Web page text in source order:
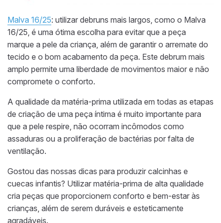
Malva 16/25: utilizar debruns mais largos, como o Malva
16/25, é uma ótima escolha para evitar que a peça
marque a pele da criança, além de garantir o arremate do
tecido e o bom acabamento da peça. Este debrum mais
amplo permite uma liberdade de movimentos maior e não
compromete o conforto.
A qualidade da matéria-prima utilizada em todas as etapas
de criação de uma peça íntima é muito importante para
que a pele respire, não ocorram incômodos como
assaduras ou a proliferação de bactérias por falta de
ventilação.
Gostou das nossas dicas para produzir calcinhas e
cuecas infantis? Utilizar matéria-prima de alta qualidade
cria peças que proporcionem conforto e bem-estar às
crianças, além de serem duráveis e esteticamente
agradáveis.